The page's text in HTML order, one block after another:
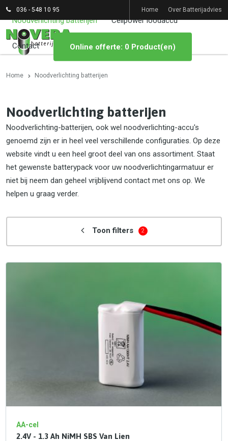
036 - 548 10 95 Home Over Batterijadvies
Noodverlichting batterijen Cellpower loodaccu
Contact Online offerte: 0 Product(en)
Home Noodverlichting batterijen
Noodverlichting batterijen
Noodverlichting-batterijen, ook wel noodverlichting-accu's
genoemd zijn er in heel veel verschillende configuraties. Op deze
website vindt u een heel groot deel van ons assortiment. Staat
het gewenste batterypack voor uw noodverlichtingarmatuur er
niet bij neem dan geheel vrijblijvend contact met ons op. We
helpen u graag verder.
Toon filters 2
AA-cel
2.4V - 1.3 Ah NiMH SBS Van Lien